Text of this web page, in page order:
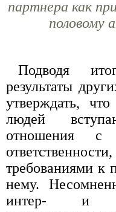
партнера как
половому
Подводя
результаты
утверждать,
людей
отношения с
требованиями к
нему.
интер- и